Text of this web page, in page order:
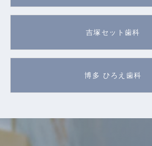
吉塚セット歯科
博多 ひろえ歯科